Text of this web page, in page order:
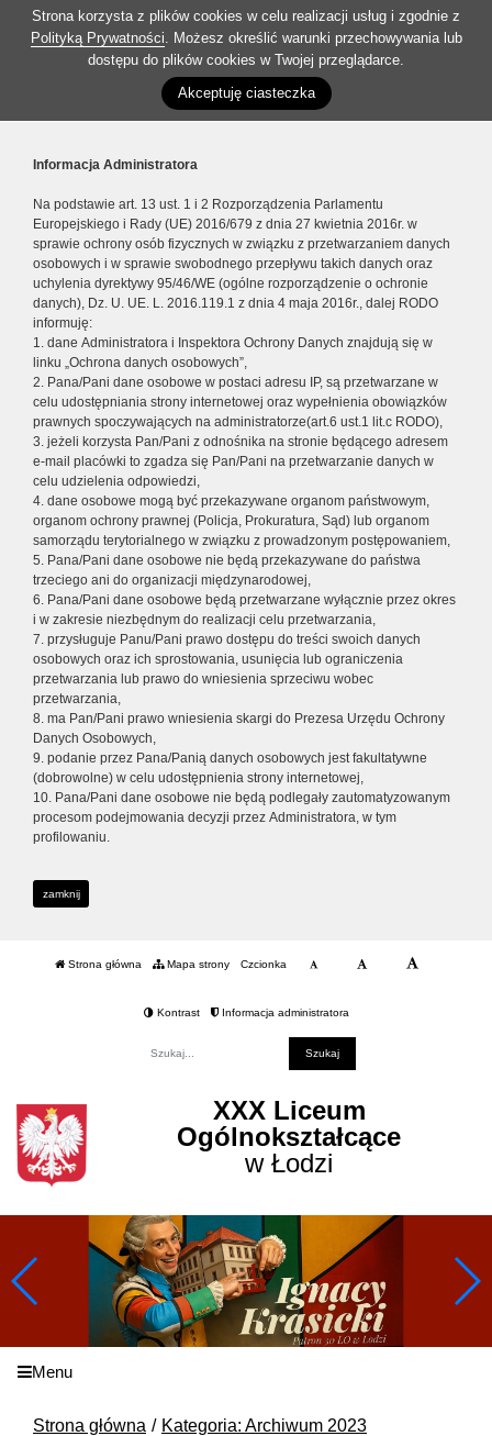
Strona korzysta z plików cookies w celu realizacji usług i zgodnie z
Polityką Prywatności. Możesz określić warunki przechowywania lub
dostępu do plików cookies w Twojej przeglądarce.
Akceptuję ciasteczka
Informacja Administratora
Na podstawie art. 13 ust. 1 i 2 Rozporządzenia Parlamentu
Europejskiego i Rady (UE) 2016/679 z dnia 27 kwietnia 2016r. w
sprawie ochrony osób fizycznych w związku z przetwarzaniem danych
osobowych i w sprawie swobodnego przepływu takich danych oraz
uchylenia dyrektywy 95/46/WE (ogólne rozporządzenie o ochronie
danych), Dz. U. UE. L. 2016.119.1 z dnia 4 maja 2016r., dalej RODO
informuję:
1. dane Administratora i Inspektora Ochrony Danych znajdują się w
linku „Ochrona danych osobowych”,
2. Pana/Pani dane osobowe w postaci adresu IP, są przetwarzane w
celu udostępniania strony internetowej oraz wypełnienia obowiązków
prawnych spoczywających na administratorze(art.6 ust.1 lit.c RODO),
3. jeżeli korzysta Pan/Pani z odnośnika na stronie będącego adresem
e-mail placówki to zgadza się Pan/Pani na przetwarzanie danych w
celu udzielenia odpowiedzi,
4. dane osobowe mogą być przekazywane organom państwowym,
organom ochrony prawnej (Policja, Prokuratura, Sąd) lub organom
samorządu terytorialnego w związku z prowadzonym postępowaniem,
5. Pana/Pani dane osobowe nie będą przekazywane do państwa
trzeciego ani do organizacji międzynarodowej,
6. Pana/Pani dane osobowe będą przetwarzane wyłącznie przez okres
i w zakresie niezbędnym do realizacji celu przetwarzania,
7. przysługuje Panu/Pani prawo dostępu do treści swoich danych
osobowych oraz ich sprostowania, usunięcia lub ograniczenia
przetwarzania lub prawo do wniesienia sprzeciwu wobec
przetwarzania,
8. ma Pan/Pani prawo wniesienia skargi do Prezesa Urzędu Ochrony
Danych Osobowych,
9. podanie przez Pana/Panią danych osobowych jest fakultatywne
(dobrowolne) w celu udostępnienia strony internetowej,
10. Pana/Pani dane osobowe nie będą podlegały zautomatyzowanym
procesom podejmowania decyzji przez Administratora, w tym
profilowaniu.
zamknij
Strona główna Mapa strony Czcionka
Kontrast Informacja administratora
XXX Liceum
Ogólnokształcące
w Łodzi
Menu
Strona główna
Kategoria: Archiwum 2023